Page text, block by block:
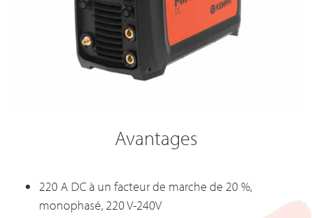
Avantages
220 A DC à un facteur de marche de 20 %,
monophasé, 220 V-240V